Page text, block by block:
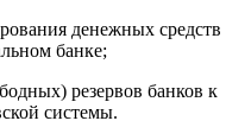
денежных средств
банке;
резервов банков к
системы.